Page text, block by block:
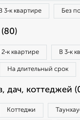
В 3‑к квартире Без
2‑к квартире В 3‑к
На длительный срок
дач, коттеджей
Коттеджи